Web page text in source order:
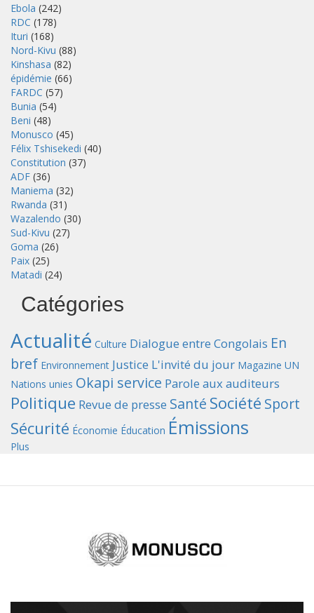
Ebola (242)
RDC (178)
Ituri (168)
Nord-Kivu (88)
Kinshasa (82)
épidémie (66)
FARDC (57)
Bunia (54)
Beni (48)
Monusco (45)
Félix Tshisekedi (40)
Constitution (37)
ADF (36)
Maniema (32)
Rwanda (31)
Wazalendo (30)
Sud-Kivu (27)
Goma (26)
Paix (25)
Matadi (24)
Catégories
Actualité Culture Dialogue entre Congolais En
bref Environnement Justice L'invité du jour Magazine UN
Nations unies Okapi service Parole aux auditeurs
Politique Revue de presse Santé Société Sport
Sécurité Économie Éducation Émissions
Plus